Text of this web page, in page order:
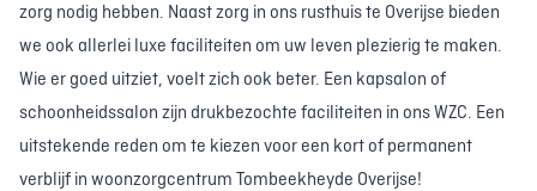
zorg nodig hebben. Naast zorg in ons rusthuis te Overijse bieden
we ook allerlei luxe faciliteiten om uw leven plezierig te maken.
Wie er goed uitziet, voelt zich ook beter. Een kapsalon of
schoonheidssalon zijn drukbezochte faciliteiten in ons WZC. Een
uitstekende reden om te kiezen voor een kort of permanent
verblijf in woonzorgcentrum Tombeekheyde Overijse!